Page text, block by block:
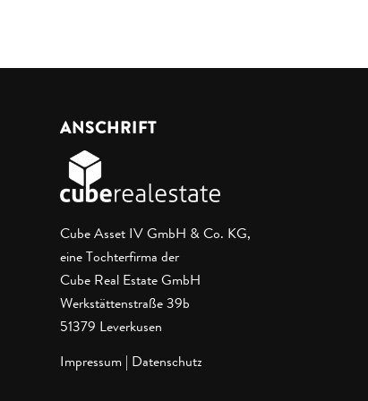
ANSCHRIFT
Cube Asset IV GmbH & Co. KG,
eine Tochterfirma der
Cube Real Estate GmbH
Werkstättenstraße 39b
51379 Leverkusen
Impressum Datenschutz